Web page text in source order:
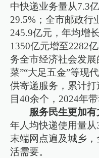
中快递业务量从7.3
29.5%；全市邮政行
245.9亿元，年均增
1350亿元增至2282
务全市经济社会发
菜”“大足五金”等现
供寄递服务，累计
目40余个，2024年
服务民生更加有
年人均快递使用量
末端网点遍及城乡
活需要。